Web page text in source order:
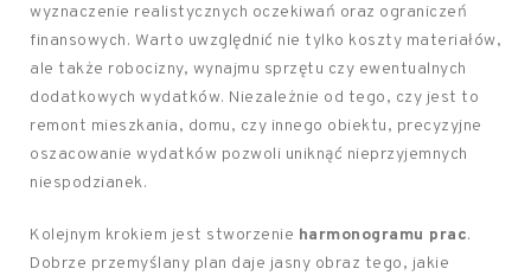
wyznaczenie realistycznych oczekiwań oraz ograniczeń
finansowych. Warto uwzględnić nie tylko koszty materiałów,
ale także robocizny, wynajmu sprzętu czy ewentualnych
dodatkowych wydatków. Niezależnie od tego, czy jest to
remont mieszkania, domu, czy innego obiektu, precyzyjne
oszacowanie wydatków pozwoli uniknąć nieprzyjemnych
niespodzianek.
Kolejnym krokiem jest stworzenie harmonogramu prac.
Dobrze przemyślany plan daje jasny obraz tego, jakie